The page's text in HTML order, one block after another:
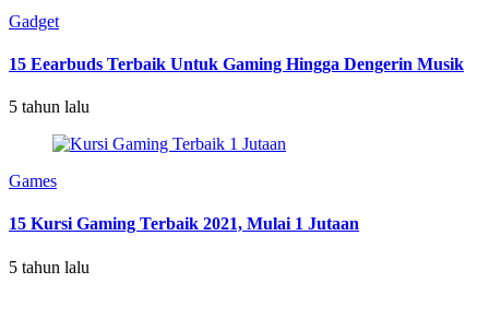
Gadget
15 Eearbuds Terbaik Untuk Gaming Hingga Dengerin Musik
5 tahun lalu
Games
15 Kursi Gaming Terbaik 2021, Mulai 1 Jutaan
5 tahun lalu